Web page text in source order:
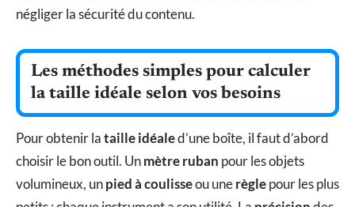
négliger la sécurité du contenu.
Les méthodes simples pour calculer
la taille idéale selon vos besoins
Pour obtenir lataille idéaled’une boîte, il faut d’abord
choisir le bon outil. Unmètre ruban pour les objets
volumineux, unpied à coulisseou unerèglepour les plus